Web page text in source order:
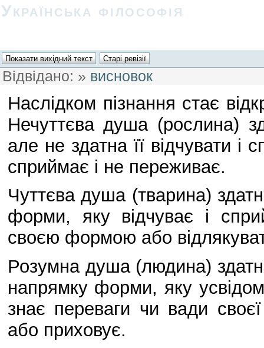
Українська філософія
Відвідано: » висновок
Наслідком пізнання стає
Нечуттєва душа (рослина)
але не здатна її відчувати
сприймає і не переживає.
Чуттєва душа (тварина)
форми, яку відчуває і
своєю формою або
Розумна душа (людина)
напрямку форми, яку
знає переваги чи вади
або приховує.